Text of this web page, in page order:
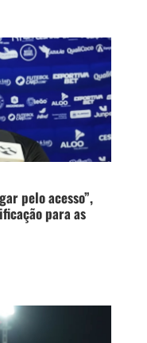
pelo acesso”,
para as